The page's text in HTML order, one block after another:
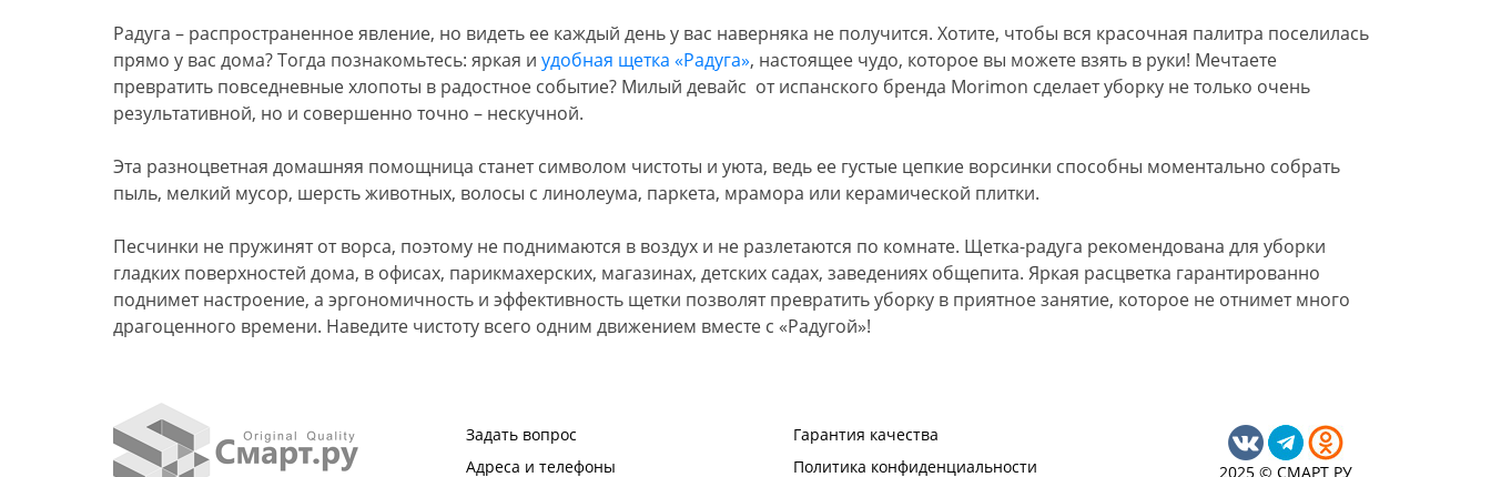
Радуга – распространенное явление, но видеть ее каждый день у вас наверняка не получится. Хотите, чтобы вся красочная палитра поселилась
прямо у вас дома? Тогда познакомьтесь: яркая и удобная щетка «Радуга», настоящее чудо, которое вы можете взять в руки! Мечтаете
превратить повседневные хлопоты в радостное событие? Милый девайс от испанского бренда Morimon сделает уборку не только очень
результативной, но и совершенно точно – нескучной.
Эта разноцветная домашняя помощница станет символом чистоты и уюта, ведь ее густые цепкие ворсинки способны моментально собрать
пыль, мелкий мусор, шерсть животных, волосы с линолеума, паркета, мрамора или керамической плитки.
Песчинки не пружинят от ворса, поэтому не поднимаются в воздух и не разлетаются по комнате. Щетка-радуга рекомендована для уборки
гладких поверхностей дома, в офисах, парикмахерских, магазинах, детских садах, заведениях общепита. Яркая расцветка гарантированно
поднимет настроение, а эргономичность и эффективность щетки позволят превратить уборку в приятное занятие, которое не отнимет много
драгоценного времени. Наведите чистоту всего одним движением вместе с «Радугой»!
Задать вопрос
Адреса и телефоны
Гарантия качества
Политика конфиденциальности
2025 © СМАРТ РУ